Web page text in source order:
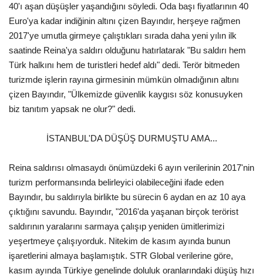
40'ı aşan düşüşler yaşandığını söyledi. Oda başı fiyatlarının 40
Euro'ya kadar indiğinin altını çizen Bayındır, herşeye rağmen
2017'ye umutla girmeye çalıştıkları sırada daha yeni yılın ilk
saatinde Reina'ya saldırı olduğunu hatırlatarak "Bu saldırı hem
Türk halkını hem de turistleri hedef aldı" dedi. Terör bitmeden
turizmde işlerin rayına girmesinin mümkün olmadığının altını
çizen Bayındır, "Ülkemizde güvenlik kaygısı söz konusuyken
biz tanıtım yapsak ne olur?" dedi.
İSTANBUL'DA DÜŞÜŞ DURMUŞTU AMA...
Reina saldırısı olmasaydı önümüzdeki 6 ayın verilerinin 2017'nin
turizm performansında belirleyici olabileceğini ifade eden
Bayındır, bu saldırıyla birlikte bu sürecin 6 aydan en az 10 aya
çıktığını savundu. Bayındır, "2016'da yaşanan birçok terörist
saldırının yaralarını sarmaya çalışıp yeniden ümitlerimizi
yeşertmeye çalışıyorduk. Nitekim de kasım ayında bunun
işaretlerini almaya başlamıştık. STR Global verilerine göre,
kasım ayında Türkiye genelinde doluluk oranlarındaki düşüş hızı